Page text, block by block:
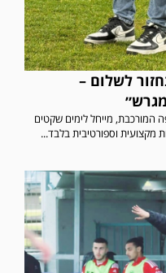
לשלום –
המורכבת, מייחל לימים שקטים
מקצועית וספורטיבית בלבד...